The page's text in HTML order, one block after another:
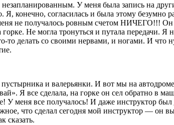
У меня была запись на
Я, конечно, согласилась и была этому безумно
не получалось ровным счетом НИЧЕГО!!! Он
Не могла тронуться и путала передачи.
то делать со своими нервами, и ногами. И что
и валерьянки. И вот мы на
Я все сделала, на горке он сел обратно в
меня все получалось! И даже инструктор был
что сделал сегодня мой инструктор —
сказать.